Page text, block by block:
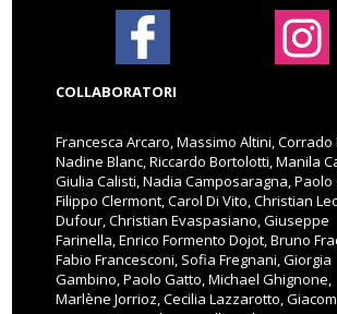
COLLABORATORI
Francesca Arcaro, Massimo Altini, Corrado
Nadine Blanc, Riccardo Bortolotti, Manila
Giulia Calisti, Nadia Camposaragna, Paolo
Filippo Clermont, Carol Di Vito, Christian
Dufour, Christian Evaspasiano, Giuseppe
Farinella, Enrico Formento Dojot, Bruno
Fabio Francesconi, Sofia Fregnani, Giorgia
Gambino, Paolo Gatto, Michael Ghignone,
Marlène Jorrioz, Cecilia Lazzarotto,